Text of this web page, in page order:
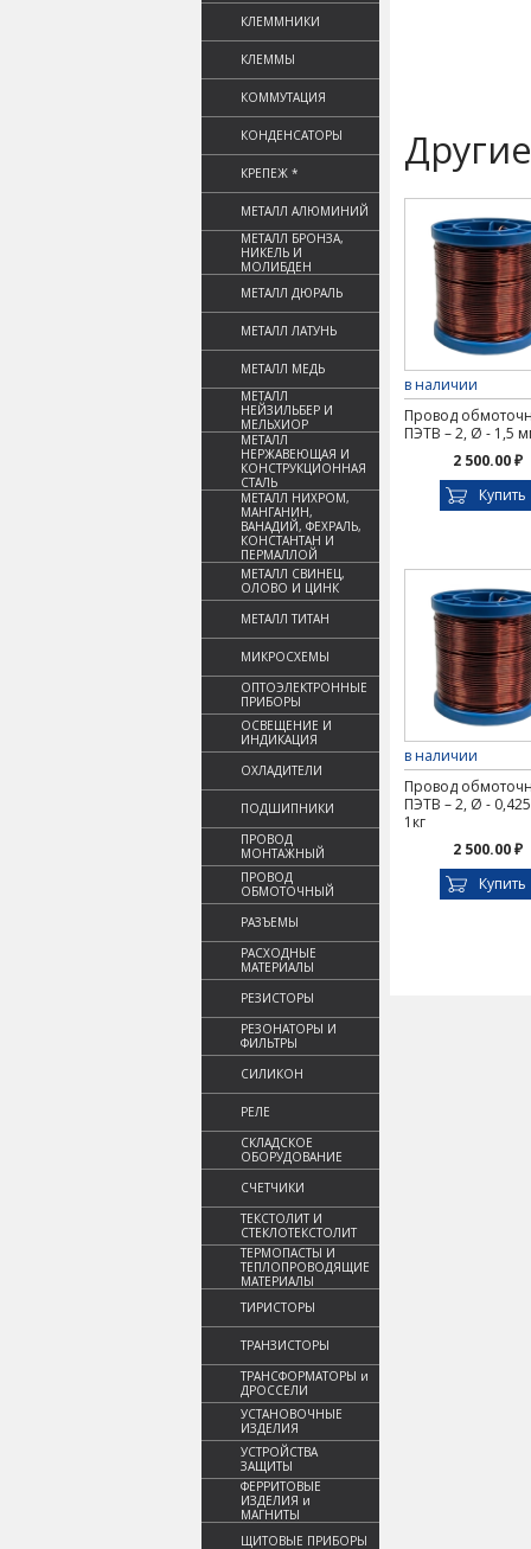
КЛЕММНИКИ
КЛЕММЫ
КОММУТАЦИЯ
КОНДЕНСАТОРЫ
КРЕПЕЖ *
МЕТАЛЛ АЛЮМИНИЙ
МЕТАЛЛ БРОНЗА,
НИКЕЛЬ И
МОЛИБДЕН
МЕТАЛЛ ДЮРАЛЬ
МЕТАЛЛ ЛАТУНЬ
МЕТАЛЛ МЕДЬ
МЕТАЛЛ
НЕЙЗИЛЬБЕР И
МЕЛЬХИОР
МЕТАЛЛ
НЕРЖАВЕЮЩАЯ И
КОНСТРУКЦИОННАЯ
СТАЛЬ
МЕТАЛЛ НИХРОМ,
МАНГАНИН,
ВАНАДИЙ, ФЕХРАЛЬ,
КОНСТАНТАН И
ПЕРМАЛЛОЙ
МЕТАЛЛ СВИНЕЦ,
ОЛОВО И ЦИНК
МЕТАЛЛ ТИТАН
МИКРОСХЕМЫ
ОПТОЭЛЕКТРОННЫЕ
ПРИБОРЫ
ОСВЕЩЕНИЕ И
ИНДИКАЦИЯ
ОХЛАДИТЕЛИ
ПОДШИПНИКИ
ПРОВОД
МОНТАЖНЫЙ
ПРОВОД
ОБМОТОЧНЫЙ
РАЗЪЕМЫ
РАСХОДНЫЕ
МАТЕРИАЛЫ
РЕЗИСТОРЫ
РЕЗОНАТОРЫ И
ФИЛЬТРЫ
СИЛИКОН
РЕЛЕ
СКЛАДСКОЕ
ОБОРУДОВАНИЕ
СЧЕТЧИКИ
ТЕКСТОЛИТ И
СТЕКЛОТЕКСТОЛИТ
ТЕРМОПАСТЫ И
ТЕПЛОПРОВОДЯЩИЕ
МАТЕРИАЛЫ
ТИРИСТОРЫ
ТРАНЗИСТОРЫ
ТРАНСФОРМАТОРЫ и
ДРОССЕЛИ
УСТАНОВОЧНЫЕ
ИЗДЕЛИЯ
УСТРОЙСТВА
ЗАЩИТЫ
ФЕРРИТОВЫЕ
ИЗДЕЛИЯ и
МАГНИТЫ
ЩИТОВЫЕ ПРИБОРЫ
в наличии
Провод
ПЭТВ – 2, Ø - 1,5
2 500.00 ₽
Купить
в наличии
Провод
ПЭТВ – 2, Ø -
1кг
2 500.00 ₽
Купить